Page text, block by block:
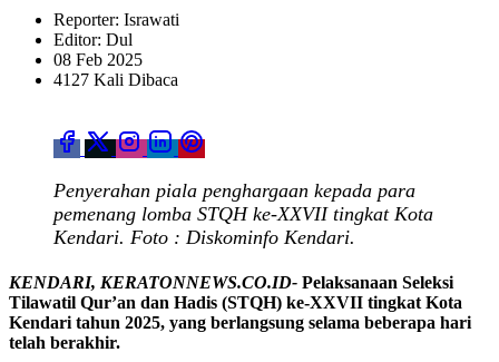
Reporter: Israwati
Editor: Dul
08 Feb 2025
4127 Kali Dibaca
Penyerahan piala penghargaan kepada para
pemenang lomba STQH ke-XXVII tingkat Kota
Kendari. Foto : Diskominfo Kendari.
KENDARI, KERATONNEWS.CO.ID- Pelaksanaan Seleksi
Tilawatil Qur’an dan Hadis (STQH) ke-XXVII tingkat Kota
Kendari tahun 2025, yang berlangsung selama beberapa hari
telah berakhir.